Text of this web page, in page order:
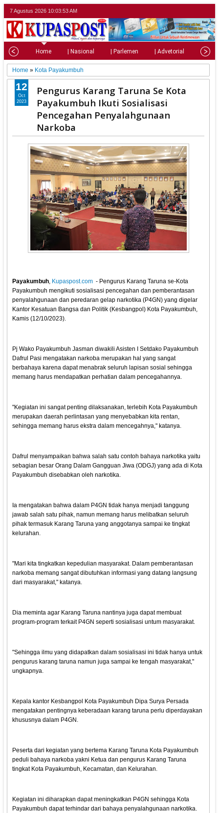
7 Agustus 2026 10:03:54 AM
Home | Nasional | Parlemen | Advetorial |
Home » Kota Payakumbuh
Pengurus Karang Taruna Se Kota
Payakumbuh Ikuti Sosialisasi
Pencegahan Penyalahgunaan
Narkoba
Payakumbuh, Kupaspost.com - Pengurus Karang Taruna se-Kota
Payakumbuh mengikuti sosialisasi pencegahan dan pemberantasan
penyalahgunaan dan peredaran gelap narkotika (P4GN) yang digelar
Kantor Kesatuan Bangsa dan Politik (Kesbangpol) Kota Payakumbuh,
Kamis (12/10/2023).
Pj Wako Payakumbuh Jasman diwakili Asisten I Setdako Payakumbuh
Dafrul Pasi mengatakan narkoba merupakan hal yang sangat
berbahaya karena dapat menabrak seluruh lapisan sosial sehingga
memang harus mendapatkan perhatian dalam pencegahannya.
"Kegiatan ini sangat penting dilaksanakan, terlebih Kota Payakumbuh
merupakan daerah perlintasan yang menyebabkan kita rentan,
sehingga memang harus ekstra dalam mencegahnya," katanya.
Dafrul menyampaikan bahwa salah satu contoh bahaya narkotika yaitu
sebagian besar Orang Dalam Gangguan Jiwa (ODGJ) yang ada di Kota
Payakumbuh disebabkan oleh narkotika.
Ia mengatakan bahwa dalam P4GN tidak hanya menjadi tanggung
jawab salah satu pihak, namun memang harus melibatkan seluruh
pihak termasuk Karang Taruna yang anggotanya sampai ke tingkat
kelurahan.
"Mari kita tingkatkan kepedulian masyarakat. Dalam pemberantasan
narkoba memang sangat dibutuhkan informasi yang datang langsung
dari masyarakat," katanya.
Dia meminta agar Karang Taruna nantinya juga dapat membuat
program-program terkait P4GN seperti sosialisasi untum masyarakat.
"Sehingga ilmu yang didapatkan dalam sosialisasi ini tidak hanya untuk
pengurus karang taruna namun juga sampai ke tengah masyarakat,"
ungkapnya.
Kepala kantor Kesbangpol Kota Payakumbuh Dipa Surya Persada
mengatakan pentingnya keberadaan karang taruna perlu diperdayakan
khususnya dalam P4GN.
Peserta dari kegiatan yang bertema Karang Taruna Kota Payakumbuh
peduli bahaya narkoba yakni Ketua dan pengurus Karang Taruna
tingkat Kota Payakumbuh, Kecamatan, dan Kelurahan.
Kegiatan ini diharapkan dapat meningkatkan P4GN sehingga Kota
Payakumbuh dapat terhindar dari bahaya penyalahgunaan narkotika.
12
Oct
2023